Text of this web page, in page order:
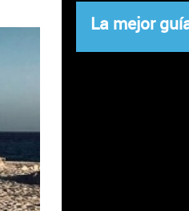
La mejor